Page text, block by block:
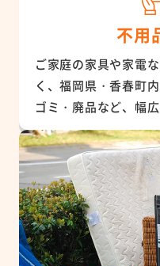
不用
ご家庭の家具や家電
く、福岡県・香春町
ゴミ・廃品など、幅広